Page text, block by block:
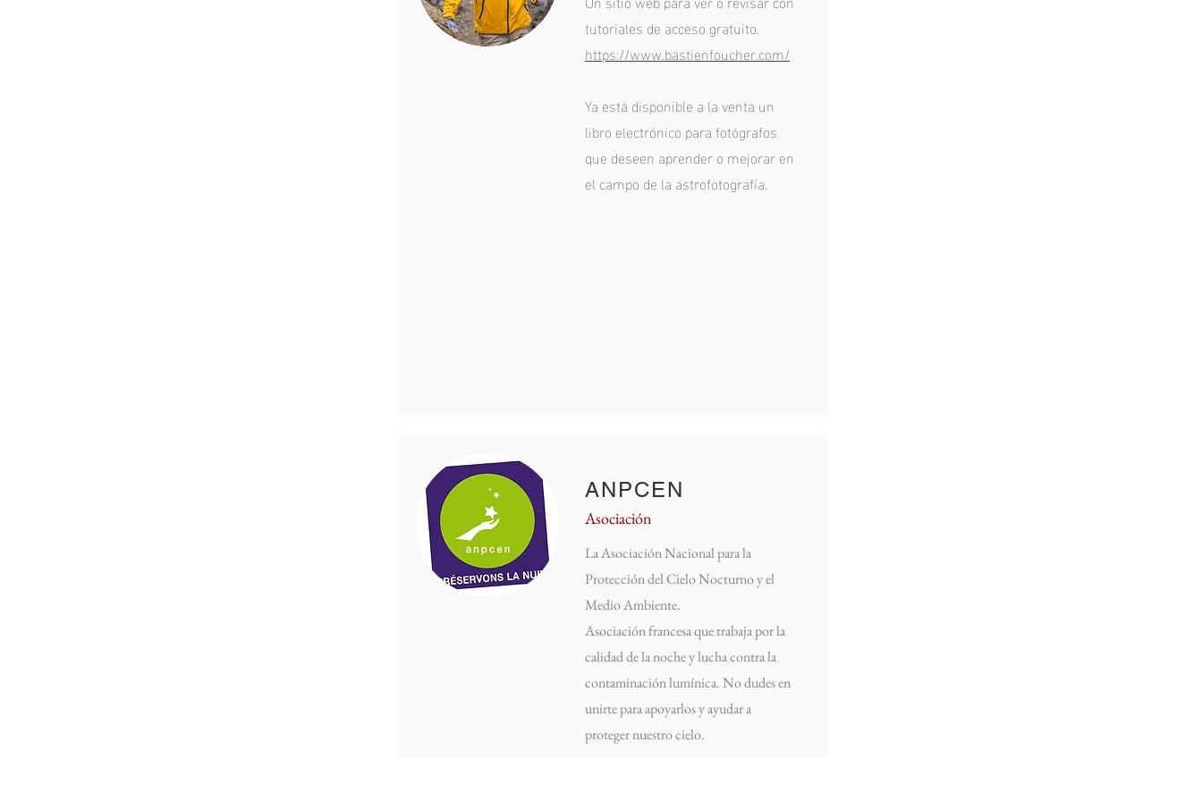
tutoriales de acceso gratuito.
https://www.bastienfoucher.com/
Ya está disponible a la venta un
libro electrónico para fotógrafos
que deseen aprender o mejorar en
el campo de la astrofotografía.
Asociación
ANPCEN
La Asociación Nacional para la
Protección del Cielo Nocturno y el
Medio Ambiente.
Asociación francesa que trabaja por la
calidad de la noche y lucha contrala
contaminación lumínica. No dudes en
unirte para apoyarlos y ayudar a
proteger nuestro cielo.